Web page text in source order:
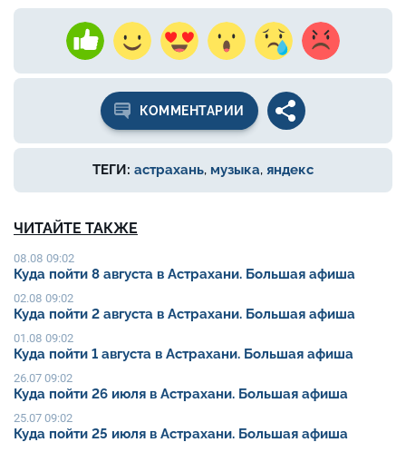
КОММЕНТАРИИ
ТЕГИ: астрахань, музыка, яндекс
ЧИТАЙТЕ ТАКЖЕ
08.08 09:02
Куда пойти 8 августа в Астрахани. Большая афиша
02.08 09:02
Куда пойти 2 августа в Астрахани. Большая афиша
01.08 09:02
Куда пойти 1 августа в Астрахани. Большая афиша
26.07 09:02
Куда пойти 26 июля в Астрахани. Большая афиша
25.07 09:02
Куда пойти 25 июля в Астрахани. Большая афиша